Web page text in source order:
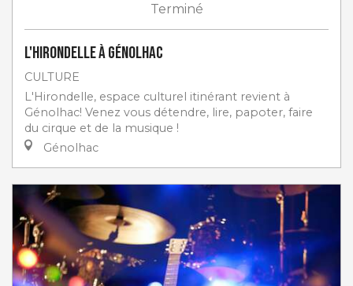
Terminé
L'Hirondelle à Génolhac
CULTURE
L'Hirondelle, espace culturel itinérant revient à
Génolhac! Venez vous détendre, lire, papoter, faire
du cirque et de la musique !
Génolhac